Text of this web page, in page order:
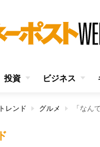
投資 ビジネス
トレンド グルメ 「なん